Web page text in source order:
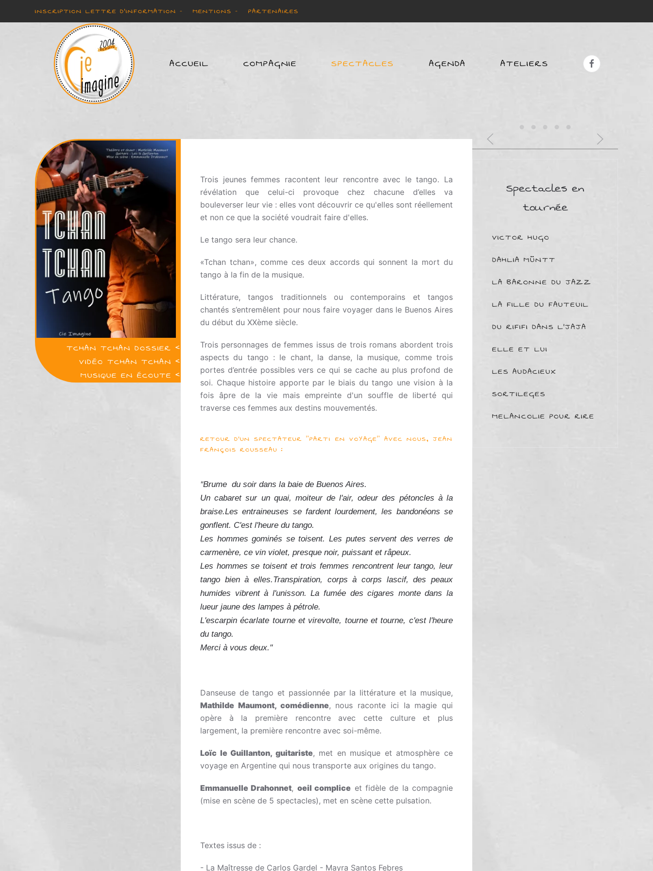
Accéder au contenu principal
INSCRIPTION LETTRE D'INFORMATION - MENTIONS - PARTENAIRES
ACCUEIL COMPAGNIE SPECTACLES AGENDA ATELIERS
TCHAN TCHAN DOSSIER <
VIDÉO TCHAN TCHAN <
MUSIQUE EN ÉCOUTE <
Trois jeunes femmes racontent leur rencontre avec le tango. La
révélation que celui-ci provoque chez chacune d’elles va
bouleverser leur vie : elles vont découvrir ce qu'elles sont réellement
et non ce que la société voudrait faire d'elles.
Le tango sera leur chance.
«Tchan tchan», comme ces deux accords qui sonnent la mort du
tango à la fin de la musique.
Littérature, tangos traditionnels ou contemporains et tangos
chantés s’entremêlent pour nous faire voyager dans le Buenos Aires
du début du XXème siècle.
Trois personnages de femmes issus de trois romans abordent trois
aspects du tango : le chant, la danse, la musique, comme trois
portes d’entrée possibles vers ce qui se cache au plus profond de
soi. Chaque histoire apporte par le biais du tango une vision à la
fois âpre de la vie mais empreinte d'un souffle de liberté qui
traverse ces femmes aux destins mouvementés.
RETOUR D'UN SPECTATEUR "PARTI EN VOYAGE" AVEC NOUS, JEAN
FRANÇOIS ROUSSEAU :
"Brume du soir dans la baie de Buenos Aires.
Un cabaret sur un quai, moiteur de l'air, odeur des pétoncles à la
braise.Les entraineuses se fardent lourdement, les bandonéons se
gonflent. C'est l'heure du tango.
Les hommes gominés se toisent. Les putes servent des verres de
carmenère, ce vin violet, presque noir, puissant et râpeux.
Les hommes se toisent et trois femmes rencontrent leur tango, leur
tango bien à elles.Transpiration, corps à corps lascif, des peaux
humides vibrent à l'unisson. La fumée des cigares monte dans la
lueur jaune des lampes à pétrole.
L'escarpin écarlate tourne et virevolte, tourne et tourne, c'est l'heure
du tango.
Merci à vous deux."
Danseuse de tango et passionnée par la littérature et la musique,
Mathilde Maumont, comédienne, nous raconte ici la magie qui
opère à la première rencontre avec cette culture et plus
largement, la première rencontre avec soi-même.
Loïc le Guillanton, guitariste, met en musique et atmosphère ce
voyage en Argentine qui nous transporte aux origines du tango.
Emmanuelle Drahonnet, oeil complice et fidèle de la compagnie
(mise en scène de 5 spectacles), met en scène cette pulsation.
Textes issus de :
- La Maîtresse de Carlos Gardel - Mayra Santos Febres
Spectacles en
tournée
VICTOR HUGO
DAHLIA MÜNTT
LA BARONNE DU JAZZ
LA FILLE DU FAUTEUIL
DU RIFIFI DANS L'JAJA
ELLE ET LUI
LES AUDACIEUX
SORTILEGES
MELANCOLIE POUR RIRE